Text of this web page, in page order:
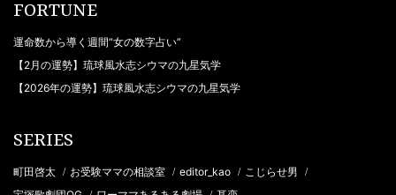
FORTUNE
運命数から導く週間“女の数字占い”
【2月の運勢】琉球風水志シウマの九星気学
【2026年の運勢】琉球風水志シウマの九星気学
SERIES
町田啓太 / お受験ママの相談室 / editor_kao / こじらせ男 /